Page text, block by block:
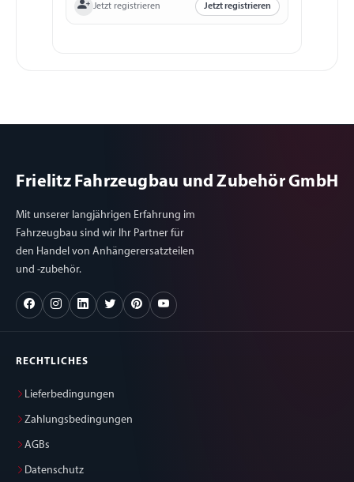
Jetzt registrieren Jetzt registrieren
Frielitz Fahrzeugbau und Zubehör GmbH
Mit unserer langjährigen Erfahrung im
Fahrzeugbau sind wir Ihr Partner für
den Handel von Anhängerersatzteilen
und -zubehör.
RECHTLICHES
Lieferbedingungen
Zahlungsbedingungen
AGBs
Datenschutz